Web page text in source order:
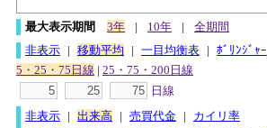
最大表示期間 3年 | 10年 |
全期間
非表示 | 移動平均 | 一目均衡表 | ﾎﾞﾘﾝｼﾞｬｰ
5・25・75日線 | 25・75・200日線
日線
非表示 | 出来高 | 売買代金 |
カイリ率